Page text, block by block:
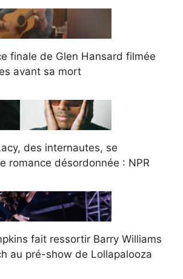
finale de Glen Hansard filmée
avant sa mort
des internautes, se
romance désordonnée : NPR
fait ressortir Barry Williams
au pré-show de Lollapalooza